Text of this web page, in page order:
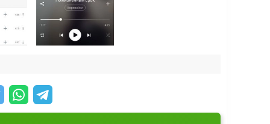
музыку так, как удобно именно вам.